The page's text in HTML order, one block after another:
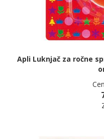
Apli Luknjač za ročne